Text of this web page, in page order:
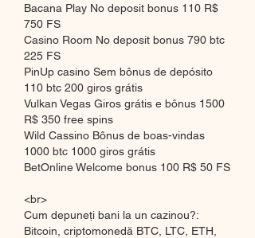
Bacana Play No deposit bonus 110 R$
750 FS
Casino Room No deposit bonus 790 btc
225 FS
PinUp casino Sem bônus de depósito
110 btc 200 giros grátis
Vulkan Vegas Giros grátis e bônus 1500
R$ 350 free spins
Wild Cassino Bônus de boas-vindas
1000 btc 1000 giros grátis
BetOnline Welcome bonus 100 R$ 50 FS
<br>
Cum depuneți bani la un cazinou?:
Bitcoin, criptomonedă BTC, LTC, ETH,